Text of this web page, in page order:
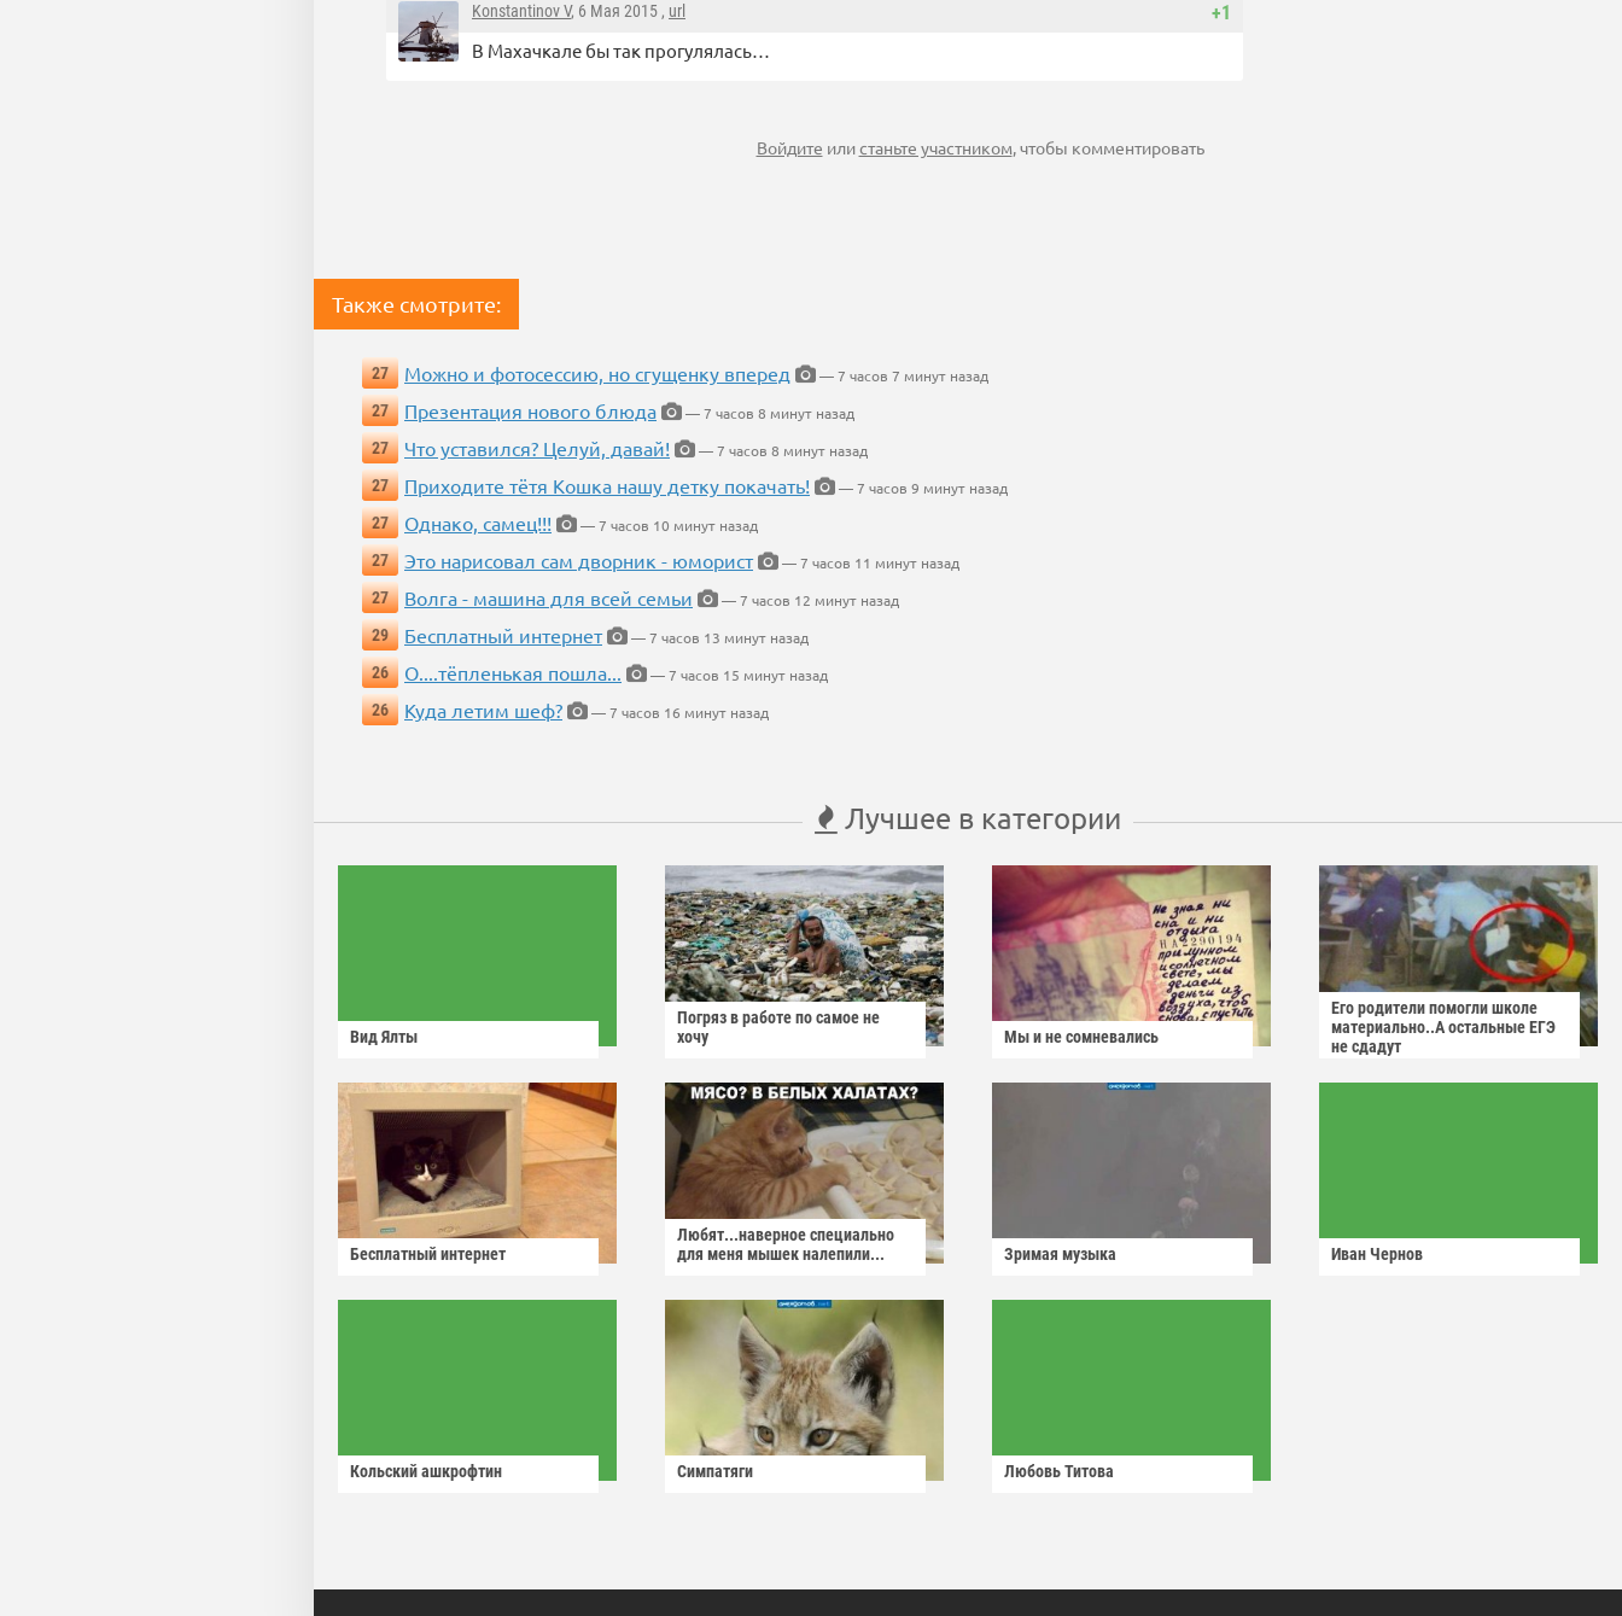
+1
Konstantinov V, 6 Мая 2015 , url
В Махачкале бы так прогулялась…
Войдите илистаньте участником, чтобы комментировать
Также смотрите:
27 Можно и фотосессию, но сгущенку вперед
— 7 часов 7 минут назад
27
Презентация нового блюда
— 7 часов 8 минут назад
27
Что уставился? Целуй, давай!
— 7 часов 8 минут назад
27
Приходите тётя Кошка нашу детку покачать!
— 7 часов 9 минут назад
27
Однако, самец!!!
— 7 часов 10 минут назад
27
Это нарисовал сам дворник - юморист
— 7 часов 11 минут назад
27
Волга - машина для всей семьи
— 7 часов 12 минут назад
29
Бесплатный интернет
— 7 часов 13 минут назад
26
О....тёпленькая пошла...
— 7 часов 15 минут назад
26
Куда летим шеф? — 7 часов 16 минут назад
Лучшее в категории
Вид Ялты
Погряз в работе по самое не
хочу
Мы и не сомневались
Его родители помогли школе
материально..А остальные ЕГЭ
не сдадут
Бесплатный интернет
Любят...наверное специально
для меня мышек налепили...
Зримая музыка Иван Чернов
Кольский ашкрофтин Симпатяги Любовь Титова